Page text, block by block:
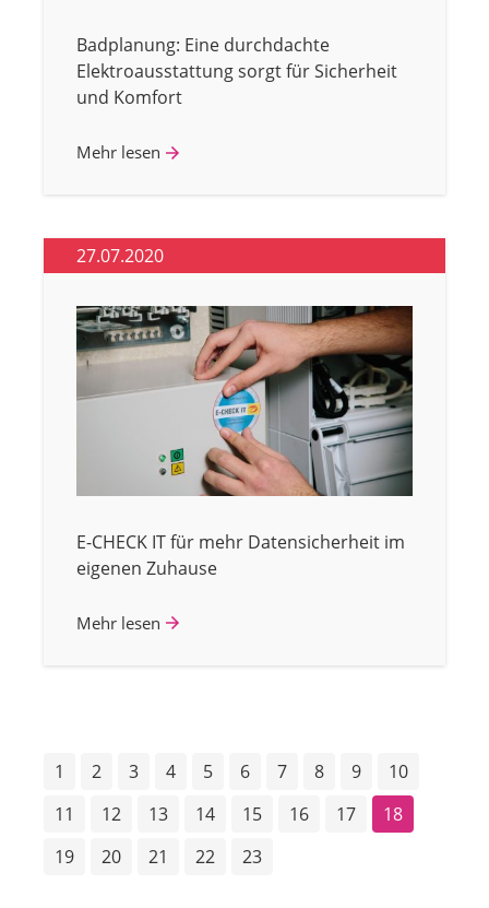
Badplanung: Eine durchdachte
Elektroausstattung sorgt für Sicherheit
und Komfort
Mehr lesen
27.07.2020
E-CHECK IT für mehr Datensicherheit im
eigenen Zuhause
Mehr lesen
1 2 3 4 5 6 7 8 9
10
11
12 13 14 15 16 17
18
19
20 21 22 23